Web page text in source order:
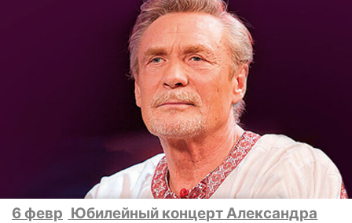
6 февр Юбилейный концерт Александра